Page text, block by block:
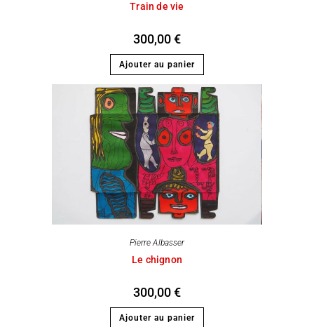
Train de vie
300,00€
Ajouter au panier
Pierre Albasser
Le chignon
300,00€
Ajouter au panier